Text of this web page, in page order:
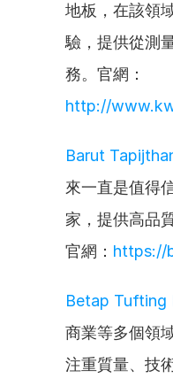
地板，在該領
驗，提供從測
務。官網：
http://
Barut
來一直是值得
家，提供高品
官網： https://
Betap Tufting
商業等多個領
注重質量、技